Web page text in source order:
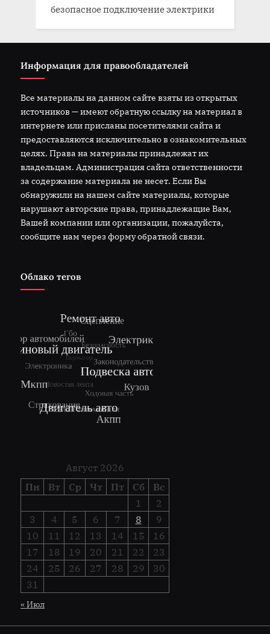
безопасное подключение электрики
Информация для правообладателей
Все материалы на данном сайте взяты из открытых
источников — имеют обратную ссылку на материал в
интернете или присланы посетителями сайта и
предоставляются исключительно в ознакомительных
целях. Права на материалы принадлежат их
владельцам. Администрация сайта ответственности
за содержание материала не несет. Если Вы
обнаружили на нашем сайте материалы, которые
нарушают авторские права, принадлежащие Вам,
Вашей компании или организации, пожалуйста,
сообщите нам через форму обратной связи.
Облако тегов
Август 2026
Пн
Вт Ср Чт Пт Сб
Вс
1
2
3
4 5 6 7 8
9
10
11 12 13 14 15
16
17
18 19 20 21 22
23
24
25 26 27 28 29
30
31
« Июл